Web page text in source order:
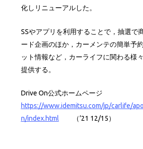
化しリニューアルした。
SSやアプリを利用することで，抽選で
ード企画のほか，カーメンテの簡単予
ット情報など，カーライフに関わる様
提供する。
Drive On公式ホームページ
https://www.idemitsu.com/jp/carlife/
n/index.html （’21 12/15）